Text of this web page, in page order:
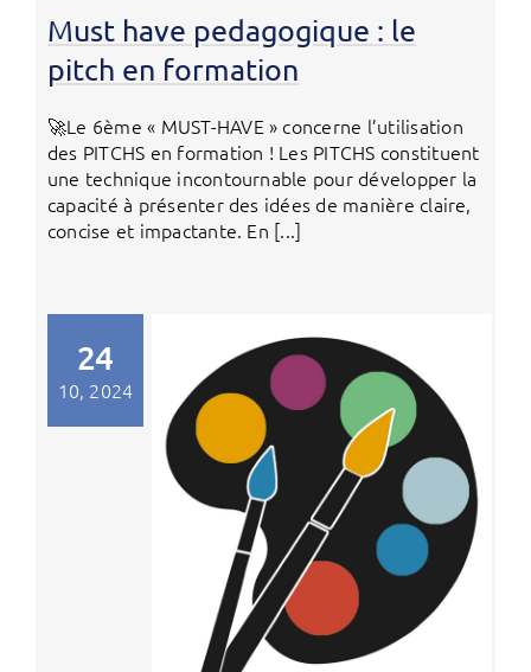
Must have pedagogique : le
pitch en formation
🚀Le 6ème « MUST-HAVE » concerne l’utilisation
des PITCHS en formation ! Les PITCHS constituent
une technique incontournable pour développer la
capacité à présenter des idées de manière claire,
concise et impactante. En [...]
24
10, 2024